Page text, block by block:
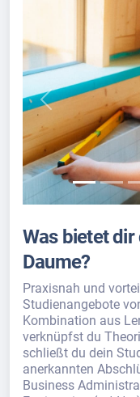
Previous
Was bietet
Daume?
Praxisnah und
Studienangebote
Kombination aus
verknüpfst du
schließt du dein
anerkannten
Business